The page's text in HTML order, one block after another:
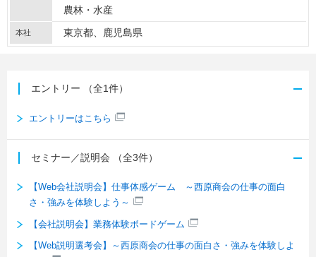
農林・水産
本社 東京都、鹿児島県
エントリー （全1件）
エントリーはこちら
セミナー／説明会 （全3件）
【Web会社説明会】仕事体感ゲーム ～西原商会の仕事の面白
さ・強みを体験しよう～
【会社説明会】業務体験ボードゲーム
【Web説明選考会】～西原商会の仕事の面白さ・強みを体験しよ